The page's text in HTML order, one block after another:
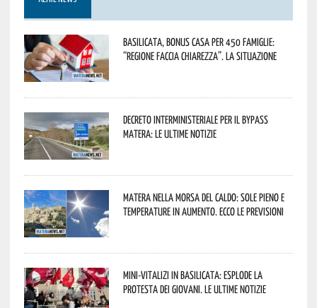
Basilicata, Bonus casa per 450 famiglie:
“Regione faccia chiarezza”. La situazione
Decreto interministeriale per il Bypass
Matera: le ultime notizie
Matera nella morsa del caldo: sole pieno e
temperature in aumento. Ecco le previsioni
Mini-vitalizi in Basilicata: esplode la
protesta dei giovani. Le ultime notizie